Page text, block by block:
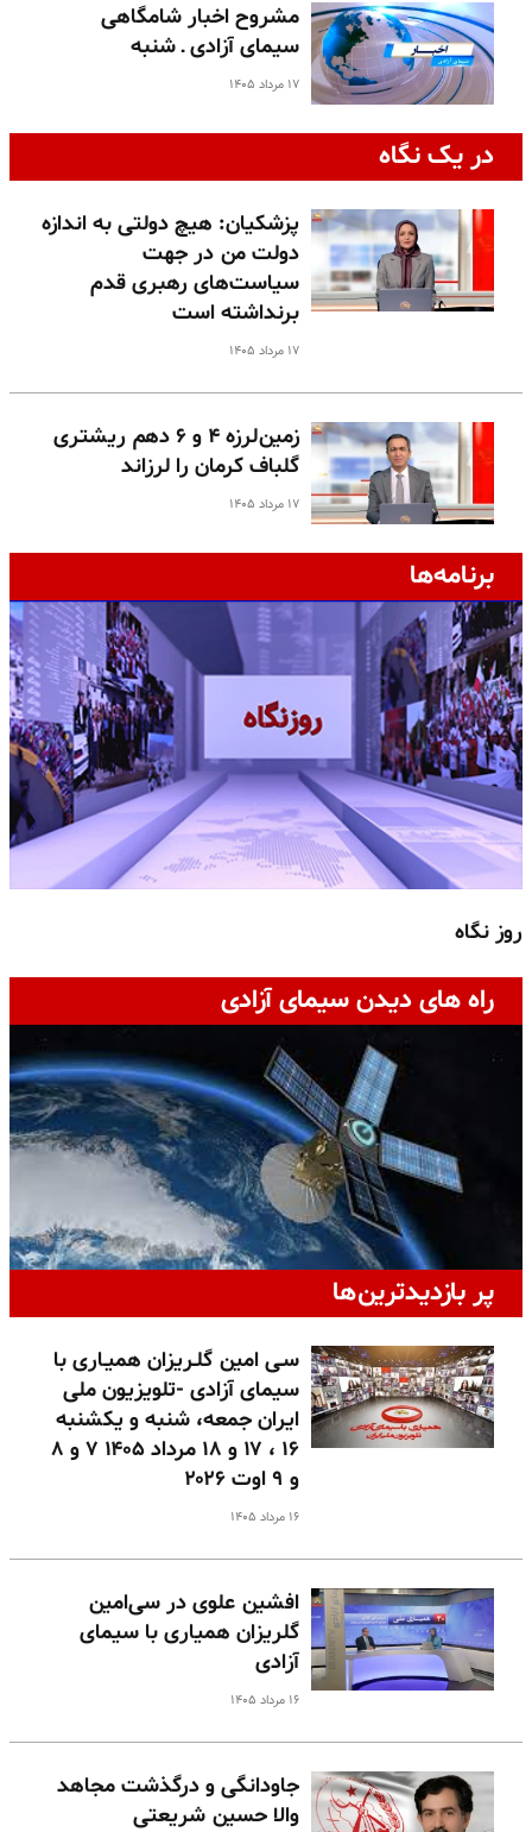
مشروح اخبار شامگاهی
سیمای آزادی ـ شنبه
۱۷ مرداد ۱۴۰۵
در یک نگاه
پزشکیان: هیچ دولتی به اندازه
دولت من در جهت
سیاست‌های رهبری قدم
برنداشته است
۱۷ مرداد ۱۴۰۵
زمین‌لرزه ۴ و ۶ دهم ریشتری
گلباف کرمان را لرزاند
۱۷ مرداد ۱۴۰۵
برنامه‌ها
روز نگاه
راه های دیدن سیمای آزادی
پر بازدیدترین‌ها
سـی امین گلـریزان همیـاری با
سیمای آزادی -تلویزیون ملی
ایران جمعه، شنبه و یکشنبه
۱۶ ، ۱۷ و ۱۸ مرداد ۱۴۰۵ ۷ و ۸
و ۹ اوت ۲۰۲۶
۱۶ مرداد ۱۴۰۵
افشین علوی در سی‌امین
گلریزان همیاری با سیمای
آزادی
۱۶ مرداد ۱۴۰۵
جاودانگی و درگذشت مجاهد
والا حسین شریعتی